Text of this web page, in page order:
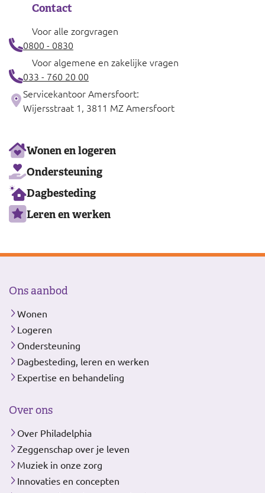
Contact
Voor alle zorgvragen
0800 - 0830
Voor algemene en zakelijke vragen
033 - 760 20 00
Servicekantoor Amersfoort:
Wijersstraat 1, 3811 MZ Amersfoort
Ons
aanbod
Wonen en logeren
Ondersteuning
Dagbesteding
Leren en werken
Ons aanbod
Wonen
Logeren
Ondersteuning
Dagbesteding, leren en werken
Expertise en behandeling
Over ons
Over Philadelphia
Zeggenschap over je leven
Muziek in onze zorg
Innovaties en concepten